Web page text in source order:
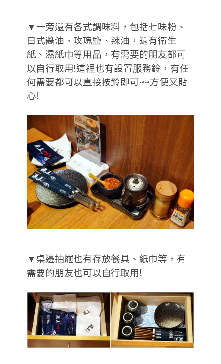
▼一旁還有各式調味料，包括七味粉、
日式醬油、玫瑰鹽、辣油，還有衛生
紙、濕紙巾等用品，有需要的朋友都可
以自行取用!這裡也有設置服務鈴，有任
何需要都可以直接按鈴即可~~方便又貼
心!
▼桌邊抽屜也有存放餐具、紙巾等，有
需要的朋友也可以自行取用!